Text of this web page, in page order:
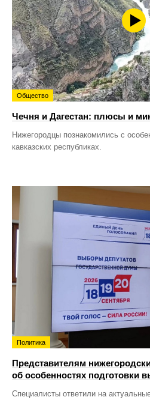
Общество
Чечня и Дагестан: плюсы и
Нижегородцы познакомились с
кавказских республиках.
Политика
Представителям
об особенностях подготовки
Специалисты ответили на